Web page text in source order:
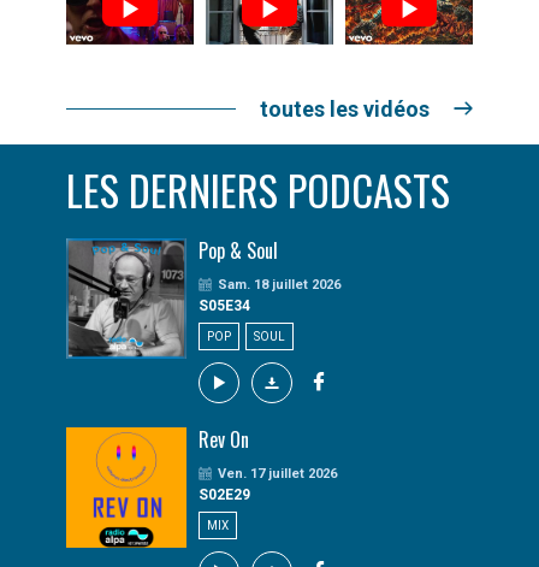
toutes les vidéos
LES DERNIERS PODCASTS
Pop & Soul
Sam. 18 juillet 2026
S05E34
POP SOUL
Rev On
Ven. 17 juillet 2026
S02E29
MIX